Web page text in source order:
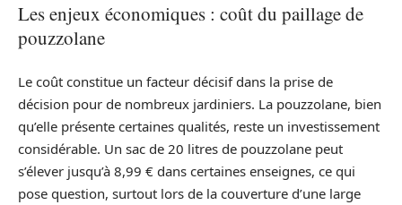
Les enjeux économiques : coût du paillage de
pouzzolane
Le coût constitue un facteur décisif dans la prise de
décision pour de nombreux jardiniers. La pouzzolane, bien
qu’elle présente certaines qualités, reste un investissement
considérable. Un sac de 20 litres de pouzzolane peut
s’élever jusqu’à 8,99 € dans certaines enseignes, ce qui
pose question, surtout lors de la couverture d’une large